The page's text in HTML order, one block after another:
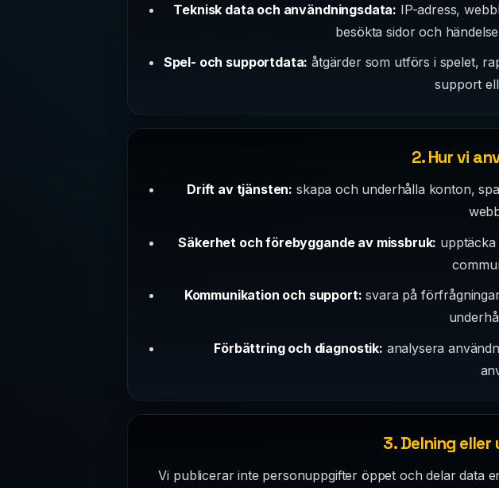
Teknisk data och användningsdata: IP-adress,
besökta sidor och
Spel- och supportdata: åtgärder som utförs i spelet,
support
2. Hur vi
Drift av tjänsten: skapa och underhålla konton,
Säkerhet och förebyggande av missbruk:
Kommunikation och support: svara på
Förbättring och diagnostik: analysera
3. Delning
Vi publicerar inte personuppgifter öppet och delar data